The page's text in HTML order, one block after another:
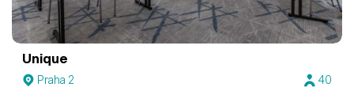
Unique
Praha 2 40